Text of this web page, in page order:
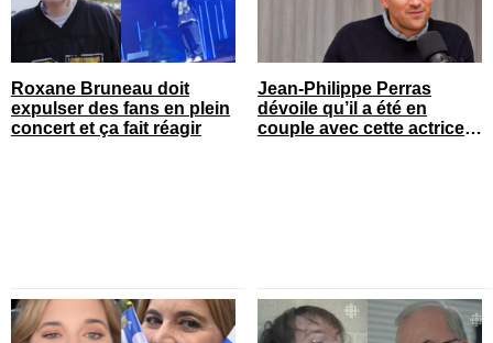
Roxane Bruneau doit
expulser des fans en plein
concert et ça fait réagir
Jean-Philippe Perras
dévoile qu’il a été en
couple avec cette actrice